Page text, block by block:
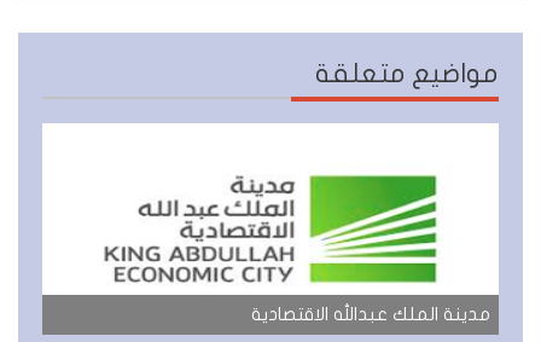
مواضيع متعلقة
مدينة الملك عبدالله الاقتصادية